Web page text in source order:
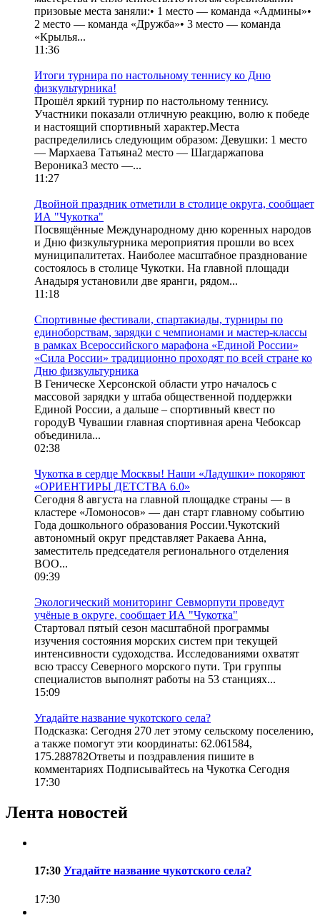
призовые места заняли:• 1 место — команда «Админы»•
2 место — команда «Дружба»• 3 место — команда
«Крылья...
11:36
Итоги турнира по настольному теннису ко Дню
физкультурника!
Прошёл яркий турнир по настольному теннису.
Участники показали отличную реакцию, волю к победе
и настоящий спортивный характер.Места
распределились следующим образом: Девушки: 1 место
— Мархаева Татьяна2 место — Шагдаржапова
Вероника3 место —...
11:27
Двойной праздник отметили в столице округа, сообщает
ИА "Чукотка"
Посвящённые Международному дню коренных народов
и Дню физкультурника мероприятия прошли во всех
муниципалитетах. Наиболее масштабное празднование
состоялось в столице Чукотки. На главной площади
Анадыря установили две яранги, рядом...
11:18
Спортивные фестивали, спартакиады, турниры по
единоборствам, зарядки с чемпионами и мастер-классы
в рамках Всероссийского марафона «Единой России»
«Сила России» традиционно проходят по всей стране ко
Дню физкультурника
В Геническе Херсонской области утро началось с
массовой зарядки у штаба общественной поддержки
Единой России, а дальше – спортивный квест по
городуВ Чувашии главная спортивная арена Чебоксар
объединила...
02:38
Чукотка в сердце Москвы! Наши «Ладушки» покоряют
«ОРИЕНТИРЫ ДЕТСТВА 6.0»
Сегодня 8 августа на главной площадке страны — в
кластере «Ломоносов» — дан старт главному событию
Года дошкольного образования России.Чукотский
автономный округ представляет Ракаева Анна,
заместитель председателя регионального отделения
ВОО...
09:39
Экологический мониторинг Севморпути проведут
учёные в округе, сообщает ИА "Чукотка"
Стартовал пятый сезон масштабной программы
изучения состояния морских систем при текущей
интенсивности судоходства. Исследованиями охватят
всю трассу Северного морского пути. Три группы
специалистов выполнят работы на 53 станциях...
15:09
Угадайте название чукотского села?
Подсказка: Сегодня 270 лет этому сельскому поселению,
а также помогут эти координаты: 62.061584,
175.288782Ответы и поздравления пишите в
комментариях Подписывайтесь на Чукотка Сегодня
17:30
Лента новостей
17:30 Угадайте название чукотского села?
17:30